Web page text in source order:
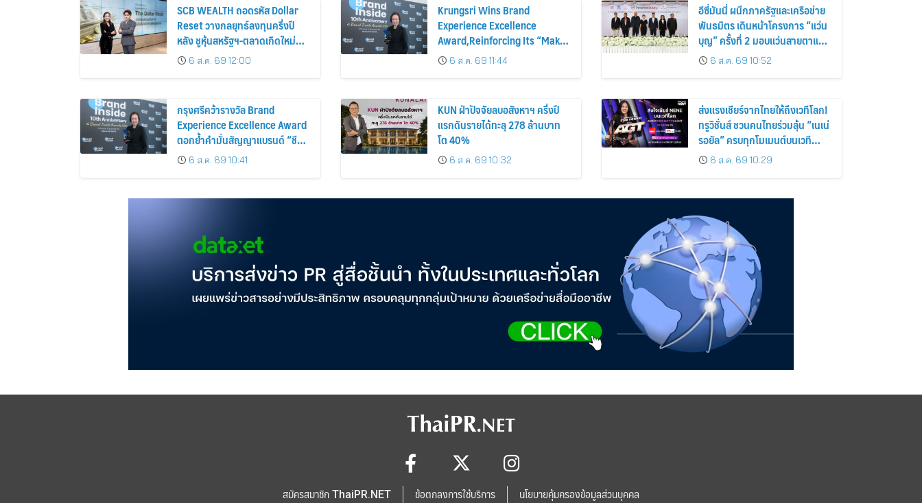
SCB WEALTH ถอดรหัส Dollar
Reset วางกลยุทธ์ลงทุนครึ่งปี
หลัง ชูหุ้นสหรัฐฯ-ตลาดเกิดใหม่
ผนวกบอนด์ระยะสั้น-กลางเสริม
พอร์ตแกร่ง
6 ส.ค. 69 12:00
Krungsri Wins Brand
Experience Excellence
Award,Reinforcing Its “Make
Life Simple” Brand Promise
6 ส.ค. 69 11:44
อีซี่มันนี่ ผนึกภาครัฐและเครือข่าย
พันธมิตร เดินหน้าโครงการ “แว่น
บุญ” ครั้งที่ 2 มอบแว่นสายตาแก่
ประชาชน 600 คน ขยายโอกาส
การมองเห็นสู่ชุมชนไทย
6 ส.ค. 69 10:52
กรุงศรีคว้ารางวัล Brand
Experience Excellence Award
ตอกย้ำคำมั่นสัญญาแบรนด์ “ชีวิต
ง่าย ได้ทุกวัน”
6 ส.ค. 69 10:41
KUN ฝ่าปัจจัยลบอสังหาฯ ครึ่งปี
แรกดันรายได้ทะลุ 278 ล้านบาท
โต 40%
6 ส.ค. 69 10:32
ส่งแรงเชียร์จากไทยให้ถึงเวทีโลก!
ทรูวิชั่นส์ ชวนคนไทยร่วมลุ้น “เนเน่
รอยัล” ครบทุกโมเมนต์บนเวที
AMERICA’S GOT TALENT
SEASON 21
6 ส.ค. 69 10:29
สมัครสมาชิก ThaiPR.NET ข้อตกลงการใช้บริการ นโยบายคุ้มครองข้อมูลส่วนบุคคล